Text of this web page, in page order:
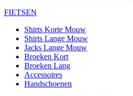
FIETSEN
Shirts Korte Mouw
Shirts Lange Mouw
Jacks Lange Mouw
Broeken Kort
Broeken Lang
Accessoires
Handschoenen